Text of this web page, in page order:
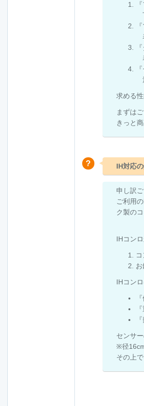
求める
まずは
きっと
IH対応
申し訳ご
ご利用
ク製の
IHコン
IHコン
センサ
※径
その上